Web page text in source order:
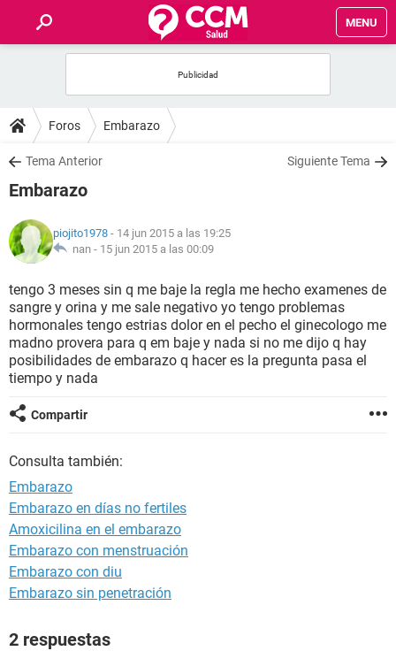
MENU
FOROS
SALUD
NUTRICIÓN
BIENESTAR
SEXUALIDAD
GLOSARIO
Foros Embarazo
Tema Anterior Siguiente Tema
Embarazo
piojito1978 - 14 jun 2015 a las 19:25
nan - 15 jun 2015 a las 00:09
tengo 3 meses sin q me baje la regla me hecho examenes de
sangre y orina y me sale negativo yo tengo problemas
hormonales tengo estrias dolor en el pecho el ginecologo me
madno provera para q em baje y nada si no me dijo q hay
posibilidades de embarazo q hacer es la pregunta pasa el
tiempo y nada
Compartir
Consulta también:
Embarazo
Embarazo en días no fertiles
Amoxicilina en el embarazo
Embarazo con menstruación
Embarazo con diu
Embarazo sin penetración
2 respuestas